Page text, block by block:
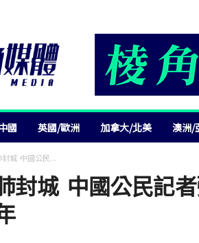
國 英國/歐洲 加拿大/北美 澳洲/
城 中國公民...
封城 中國公民記